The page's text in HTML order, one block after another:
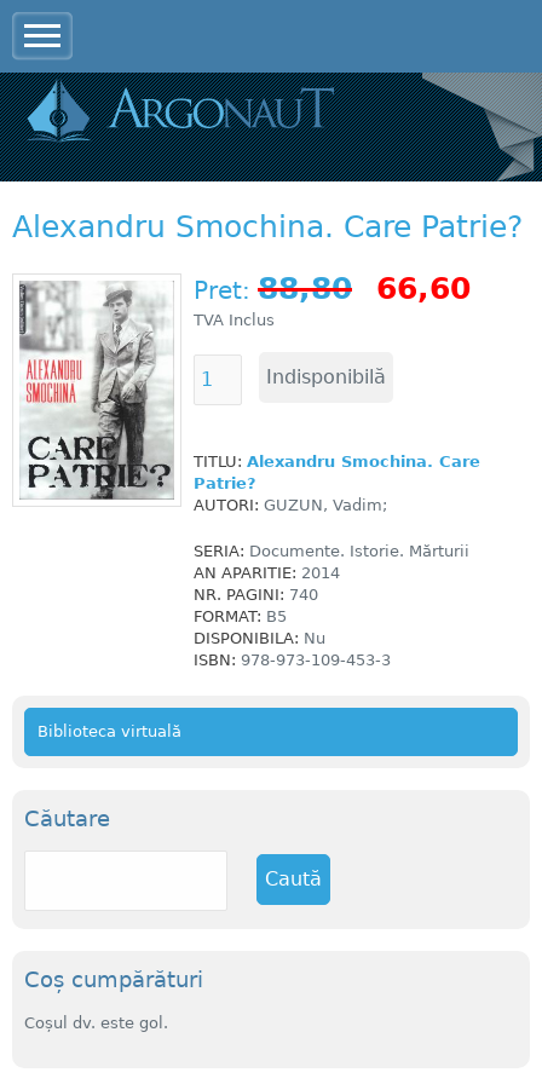
Alexandru Smochina. Care Patrie?
Pret: 88,80 66,60
TVA Inclus
TITLU: Alexandru Smochina. Care
Patrie?
AUTORI: GUZUN, Vadim;
SERIA: Documente. Istorie. Mărturii
AN APARITIE: 2014
NR. PAGINI: 740
FORMAT: B5
DISPONIBILA: Nu
ISBN: 978-973-109-453-3
Biblioteca virtuală
Căutare
C
Coș cumpărături
Coșul dv. este gol.